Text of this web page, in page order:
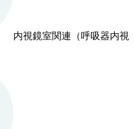
内視鏡室関連（呼吸器内視